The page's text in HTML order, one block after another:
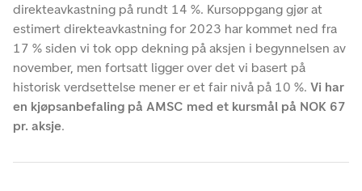
direkteavkastning på rundt 14 %. Kursoppgang gjør at
estimert direkteavkastning for 2023 har kommet ned fra
17 % siden vi tok opp dekning på aksjen i begynnelsen av
november, men fortsatt ligger over det vi basert på
historisk verdsettelse mener er et fair nivå på 10 %. Vi har
en kjøpsanbefaling på AMSC med et kursmål på NOK 67
pr. aksje.